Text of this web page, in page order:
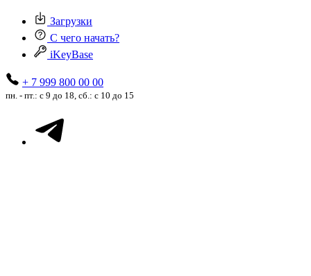
Загрузки
С чего начать?
iKeyBase
+ 7 999 800 00 00
пн. - пт.: с 9 до 18, сб.: с 10 до 15